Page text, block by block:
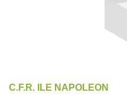
C.F.R. ILE NAPOLEON